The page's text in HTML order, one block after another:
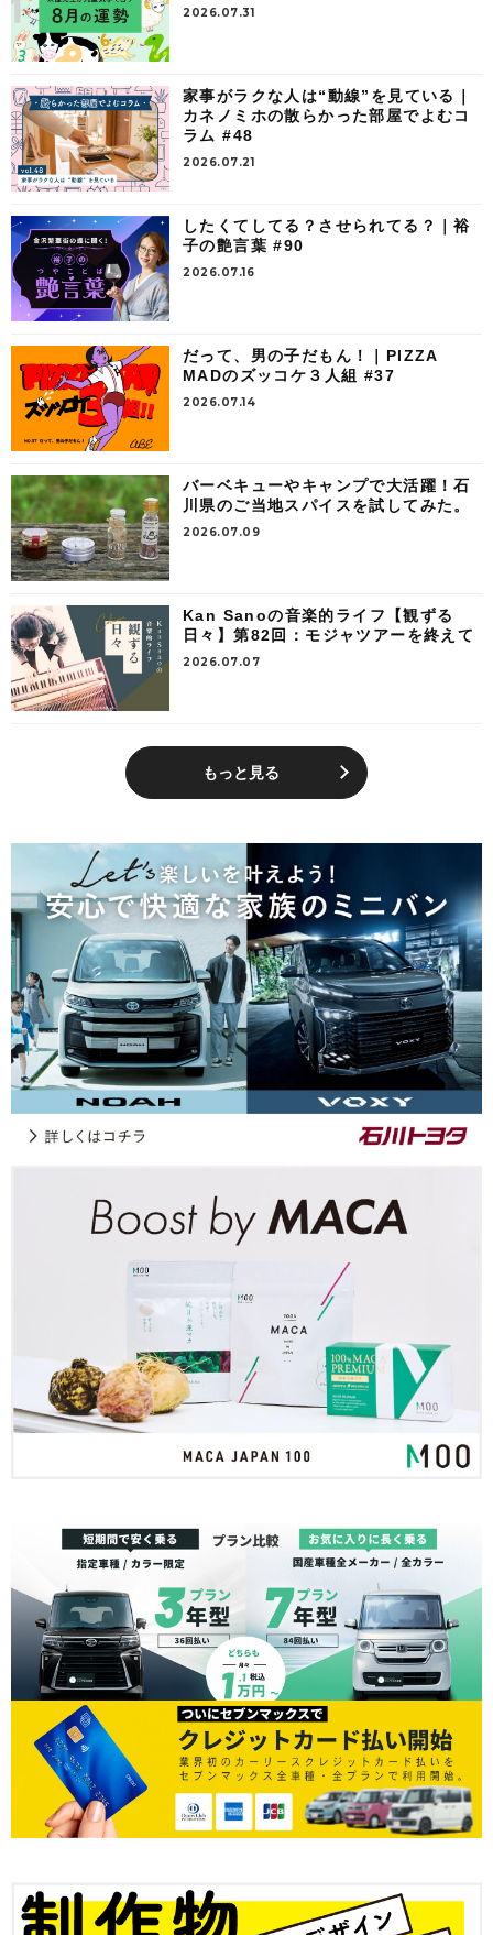
2026.07.31
家事がラクな人は“動線”を見ている｜
カネノミホの散らかった部屋でよむコ
ラム #48
2026.07.21
したくてしてる？させられてる？｜裕
子の艶言葉 #90
2026.07.16
だって、男の子だもん！｜PIZZA
MADのズッコケ３人組 #37
2026.07.14
バーベキューやキャンプで大活躍！石
川県のご当地スパイスを試してみた。
2026.07.09
Kan Sanoの音楽的ライフ【観ずる
日々】第82回：モジャツアーを終えて
2026.07.07
もっと見る